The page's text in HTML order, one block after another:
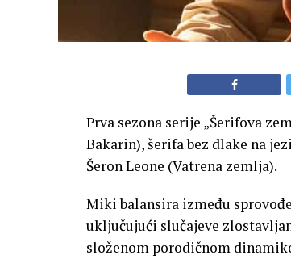
Prva sezona serije „Šerifova
Bakarin), šerifa bez dlake na
Šeron Leone (Vatrena zemlja).
Miki balansira između
uključujući slučajeve
složenom porodičnom